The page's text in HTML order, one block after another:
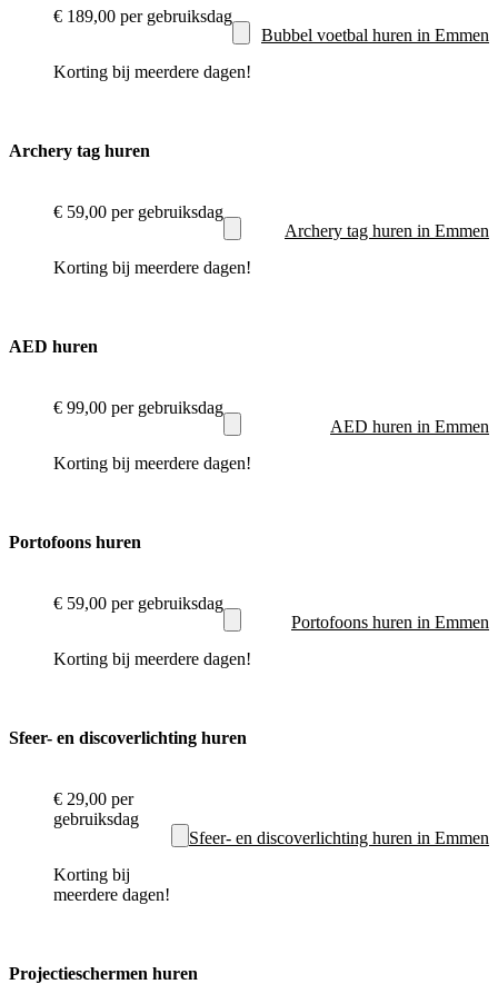
€ 189,00 per gebruiksdag
Korting bij meerdere dagen!
Bubbel voetbal huren in Emmen
Archery tag huren
€ 59,00 per gebruiksdag
Korting bij meerdere dagen!
Archery tag huren in Emmen
AED huren
€ 99,00 per gebruiksdag
Korting bij meerdere dagen!
AED huren in Emmen
Portofoons huren
€ 59,00 per gebruiksdag
Korting bij meerdere dagen!
Portofoons huren in Emmen
Sfeer- en discoverlichting huren
€ 29,00 per
gebruiksdag
Korting bij
meerdere dagen!
Sfeer- en discoverlichting huren in Emmen
Projectieschermen huren